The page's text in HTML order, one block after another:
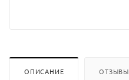
ОПИСАНИЕ ОТЗЫВЫ